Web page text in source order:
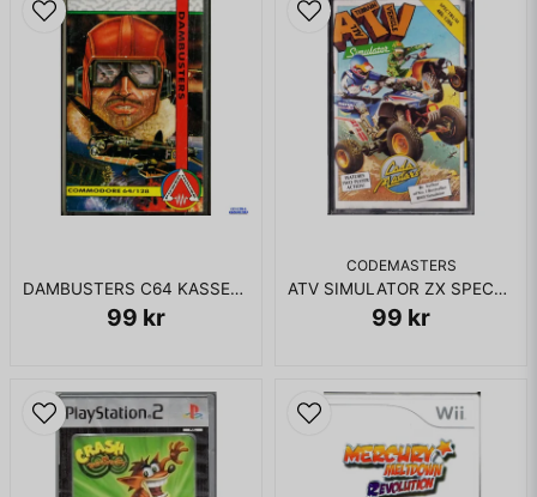
DAMBUSTERS C64 KASSETT
99 kr
CODEMASTERS
ATV SIMULATOR ZX SPECTRUM
99 kr